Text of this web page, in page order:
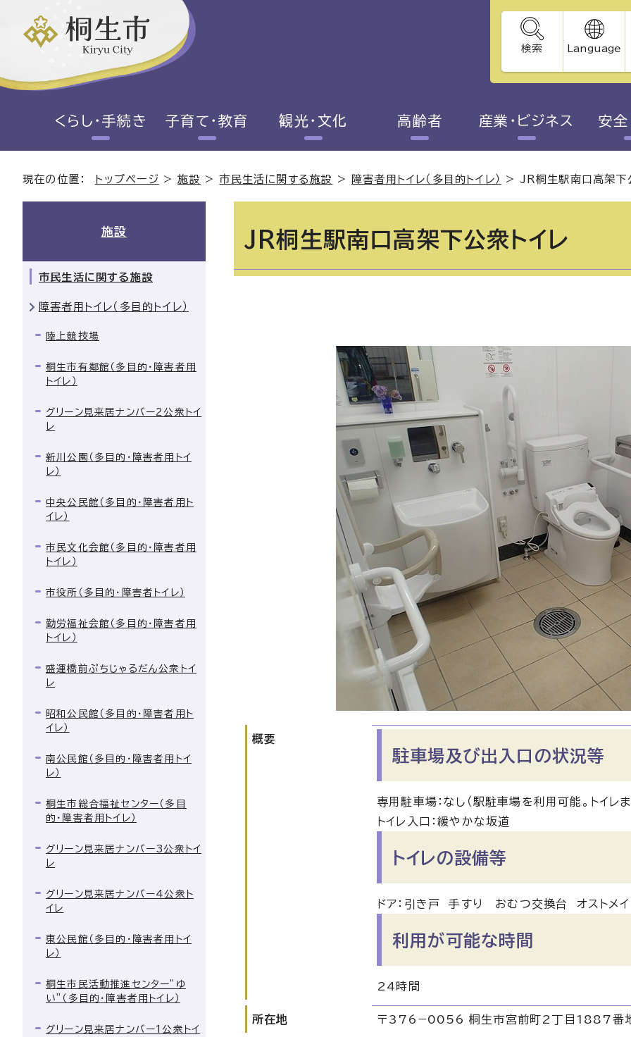
検索 Language
くらし・手続き 子育て・教育 観光・文化 高齢者 産業・ビジネス 安全
現在の位置： トップページ >施設 >市民生活に関する施設 > 障害者用トイレ（多目的トイレ） > JR桐生駅南口高架下
JR桐生駅南口高架下公衆トイレ
概要
駐車場及び出入口の状況等
専用駐車場：なし（駅駐車場を利用可能。トイ
トイレ入口：緩やかな坂道
トイレの設備等
ドア：引き戸 手すり おむつ交換台 オストメ
利用が可能な時間
24時間
所在地 〒376−0056 桐生市宮前町2丁目1887番
施設
市民生活に関する施設
障害者用トイレ（多目的トイレ）
陸上競技場
桐生市有鄰館（多目的・障害者用
トイレ）
グリーン見来居ナンバー2公衆トイ
レ
新川公園（多目的・障害者用トイ
レ）
中央公民館（多目的・障害者用ト
イレ）
市民文化会館（多目的・障害者用
トイレ）
市役所（多目的・障害者トイレ）
勤労福祉会館（多目的・障害者用
トイレ）
盛運橋前ぷちじゃるだん公衆トイ
レ
昭和公民館（多目的・障害者用ト
イレ）
南公民館（多目的・障害者用トイ
レ）
桐生市総合福祉センター（多目
的・障害者用トイレ）
グリーン見来居ナンバー3公衆トイ
レ
グリーン見来居ナンバー4公衆ト
イレ
東公民館（多目的・障害者用トイ
レ）
桐生市民活動推進センター”ゆ
い”（多目的・障害者用トイレ）
グリーン見来居ナンバー1公衆トイ